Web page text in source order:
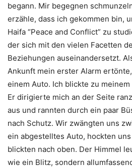
begann. Mir begegnen
erzähle, dass ich gekommen bin,
Haifa “Peace and Conflict” zu
der sich mit den vielen Facetten
Beziehungen auseinandersetzt.
Ankunft mein erster Alarm
einem Auto. Ich blickte zu
Er dirigierte mich an der Seite
aus und rannten durch ein paar
nach Schutz. Wir zwängten uns
ein abgestelltes Auto, hockten
blickten nach oben. Der Himmel
wie ein Blitz, sondern